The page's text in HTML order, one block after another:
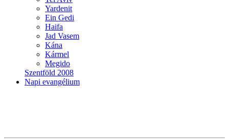
Yardenit
Ein Gedi
Haifa
Jad Vasem
Kána
Kármel
Megido
Szentföld 2008
Napi evangélium